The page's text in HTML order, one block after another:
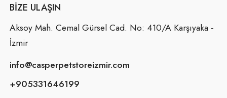
BIZE ULAŞIN
Aksoy Mah. Cemal Gürsel Cad. No: 410/A Karşıyaka -
İzmir
info@casperpetstoreizmir.com
+905331646199